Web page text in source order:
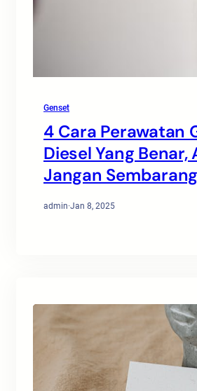
Genset
4 Cara Perawatan
Diesel Yang Benar,
Jangan
admin·Jan 8, 2025